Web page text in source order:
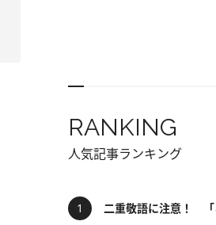
RANKING
人気記事ランキング
二重敬語に注意！ 「